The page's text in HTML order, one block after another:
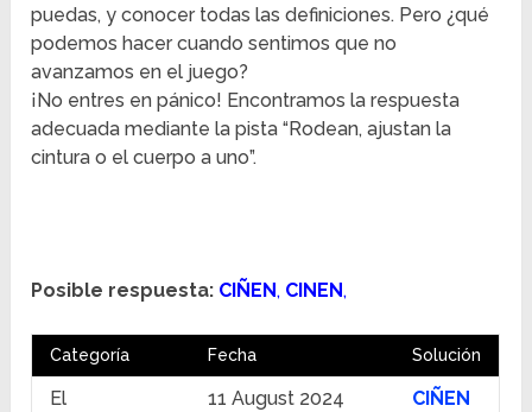
puedas, y conocer todas las definiciones. Pero ¿qué
podemos hacer cuando sentimos que no
avanzamos en el juego?
¡No entres en pánico! Encontramos la respuesta
adecuada mediante la pista “Rodean, ajustan la
cintura o el cuerpo a uno”.
Posible respuesta: CIÑEN, CINEN,
Categoría Fecha Solución
El
11 August 2024 CIÑEN